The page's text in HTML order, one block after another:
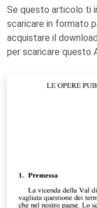
Se questo articolo ti
scaricare in formato
acquistare il
per scaricare questo